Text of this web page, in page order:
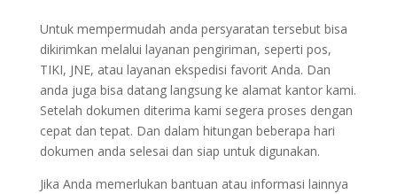
Untuk mempermudah anda persyaratan tersebut bisa
dikirimkan melalui layanan pengiriman, seperti pos,
TIKI, JNE, atau layanan ekspedisi favorit Anda. Dan
anda juga bisa datang langsung ke alamat kantor kami.
Setelah dokumen diterima kami segera proses dengan
cepat dan tepat. Dan dalam hitungan beberapa hari
dokumen anda selesai dan siap untuk digunakan.
Jika Anda memerlukan bantuan atau informasi lainnya